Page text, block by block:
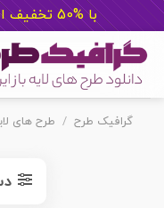
با %50 تخفیف اشتراک بخر
content
گرافیک طرح / طرح های